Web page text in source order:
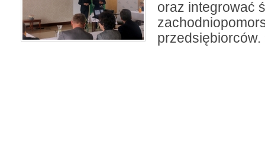
oraz integrować
przedsiębiorców.